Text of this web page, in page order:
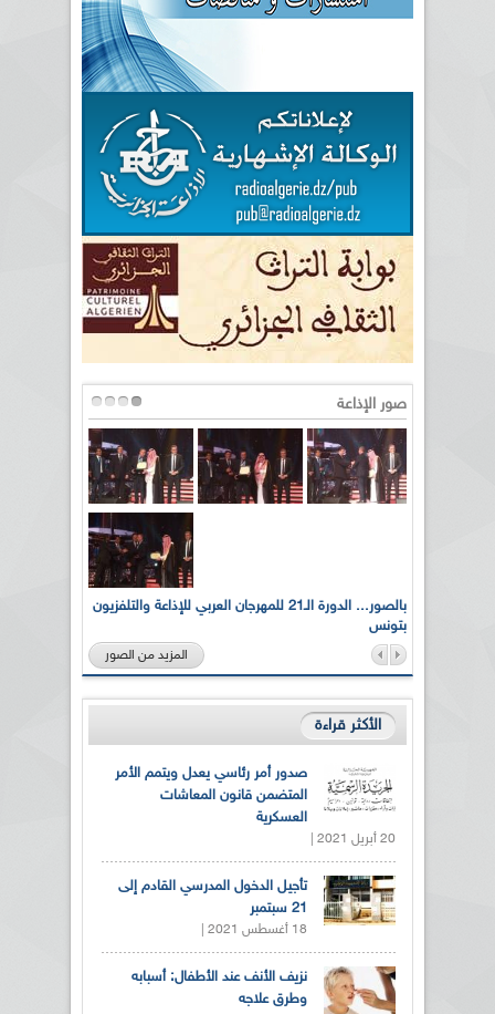
صور الإذاعة
بالصور... الدورة الـ21 للمهرجان العربي للإذاعة والتلفزيون
بتونس
المزيد من الصور
الأكثر قراءة
صدور أمر رئاسي يعدل ويتمم الأمر
المتضمن قانون المعاشات
العسكرية
20 أبريل 2021 |
تأجيل الدخول المدرسي القادم إلى
21 سبتمبر
18 أغسطس 2021 |
نزيف الأنف عند الأطفال: أسبابه
وطرق علاجه